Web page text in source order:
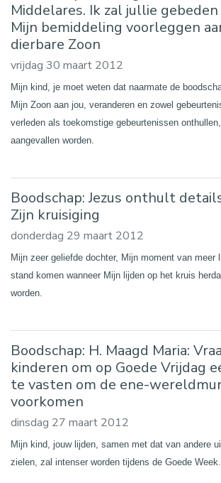
Middelares. Ik zal jullie
Mijn bemiddeling voorleggen
dierbare Zoon
vrijdag 30 maart 2012
Mijn kind, je moet weten dat naarmate de
Mijn Zoon aan jou, veranderen en zowel
verleden als toekomstige gebeurtenissen
aangevallen worden.
Boodschap: Jezus onthult
Zijn kruisiging
donderdag 29 maart 2012
Mijn zeer geliefde dochter, Mijn moment van meer
stand komen wanneer Mijn lijden op het kruis
worden.
Boodschap: H. Maagd Maria:
kinderen om op Goede Vrijdag
te vasten om de ene-
voorkomen
dinsdag 27 maart 2012
Mijn kind, jouw lijden, samen met dat van andere
zielen, zal intenser worden tijdens de Goede Week.